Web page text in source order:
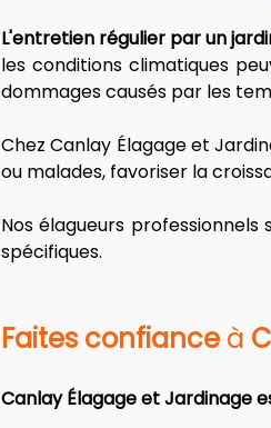
L'entretien régulier par un
les conditions climatiques
dommages causés par les
Chez Canlay Élagage et
ou malades, favoriser la
Nos élagueurs
spécifiques.
Faites confiance à
Canlay Élagage et Jardinage